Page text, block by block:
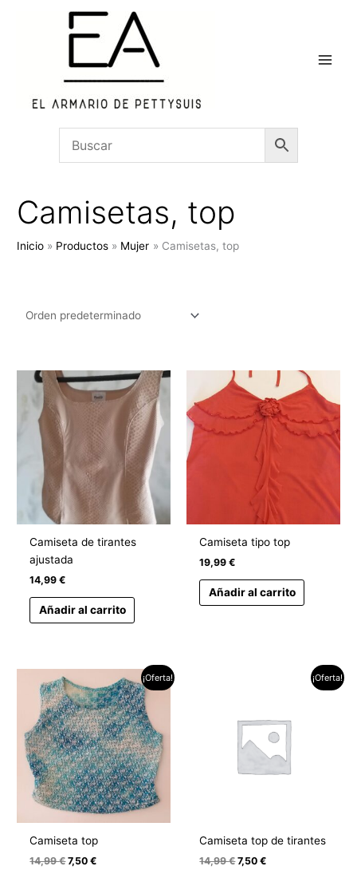
Camisetas, top
Inicio Productos Mujer Camisetas, top
Camiseta de tirantes
ajustada
14,99€
Añadir al carrito
Camiseta tipo top
19,99€
Añadir al carrito
¡Oferta!
Camiseta top
14,99€
precio
original
era:
14,99 €.
7,50€
precio
actual
es:
7,50 €.
¡Oferta!
Camiseta top de tirantes
14,99€
14,99 €.
7,50€
7,50 €.